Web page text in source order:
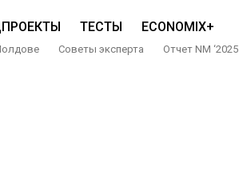
ТЕСТЫ ECONOMIX+
Советы эксперта Отчет NM ‘2025